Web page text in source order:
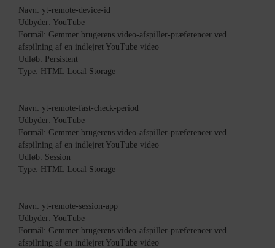
Navn: yt-remote-device-id
Udbyder: YouTube
Formål: Gemmer brugerens video-afspiller-præferencer ved
afspilning af en indlejret YouTube video
Udløb: Persistent
Type: HTML Local Storage
Navn: yt-remote-fast-check-period
Udbyder: YouTube
Formål: Gemmer brugerens video-afspiller-præferencer ved
afspilning af en indlejret YouTube video
Udløb: Session
Type: HTML Local Storage
Navn: yt-remote-session-app
Udbyder: YouTube
Formål: Gemmer brugerens video-afspiller-præferencer ved
afspilning af en indlejret YouTube video